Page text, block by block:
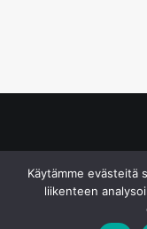
Käytämme evästeitä
liikenteen